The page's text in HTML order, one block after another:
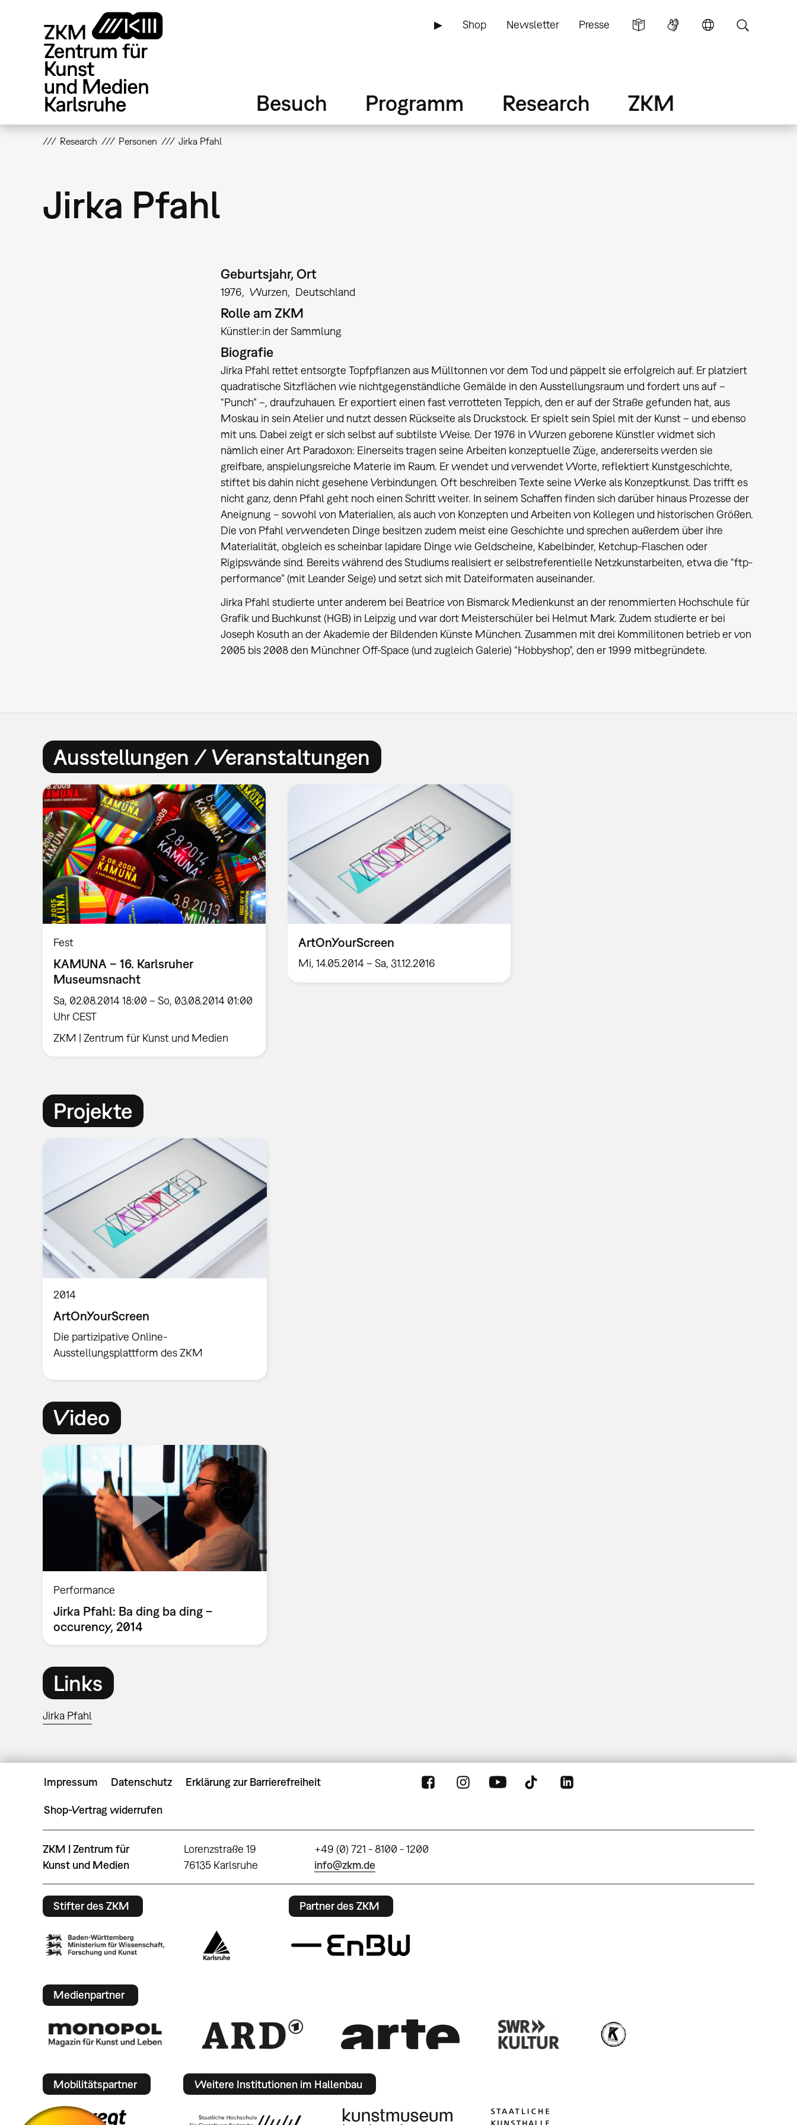
▶ Shop Newsletter Presse
Besuch Programm Research ZKM
Research Personen Jirka Pfahl
Jirka Pfahl
Geburtsjahr, Ort
1976 Wurzen Deutschland
Rolle am ZKM
Künstler:in der Sammlung
Biografie
Jirka Pfahl rettet entsorgte Topfpflanzen aus Mülltonnen vor dem Tod und päppelt sie erfolgreich auf. Er platziert
quadratische Sitzflächen wie nichtgegenständliche Gemälde in den Ausstellungsraum und fordert uns auf –
“Punch” –, draufzuhauen. Er exportiert einen fast verrotteten Teppich, den er auf der Straße gefunden hat, aus
Moskau in sein Atelier und nutzt dessen Rückseite als Druckstock. Er spielt sein Spiel mit der Kunst – und ebenso
mit uns. Dabei zeigt er sich selbst auf subtilste Weise. Der 1976 in Wurzen geborene Künstler widmet sich
nämlich einer Art Paradoxon: Einerseits tragen seine Arbeiten konzeptuelle Züge, andererseits werden sie
greifbare, anspielungsreiche Materie im Raum. Er wendet und verwendet Worte, reflektiert Kunstgeschichte,
stiftet bis dahin nicht gesehene Verbindungen. Oft beschreiben Texte seine Werke als Konzeptkunst. Das trifft es
nicht ganz, denn Pfahl geht noch einen Schritt weiter. In seinem Schaffen finden sich darüber hinaus Prozesse der
Aneignung – sowohl von Materialien, als auch von Konzepten und Arbeiten von Kollegen und historischen Größen.
Die von Pfahl verwendeten Dinge besitzen zudem meist eine Geschichte und sprechen außerdem über ihre
Materialität, obgleich es scheinbar lapidare Dinge wie Geldscheine, Kabelbinder, Ketchup-Flaschen oder
Rigipswände sind. Bereits während des Studiums realisiert er selbstreferentielle Netzkunstarbeiten, etwa die “ftp-
performance” (mit Leander Seige) und setzt sich mit Dateiformaten auseinander.
Jirka Pfahl studierte unter anderem bei Beatrice von Bismarck Medienkunst an der renommierten Hochschule für
Grafik und Buchkunst (HGB) in Leipzig und war dort Meisterschüler bei Helmut Mark. Zudem studierte er bei
Joseph Kosuth an der Akademie der Bildenden Künste München. Zusammen mit drei Kommilitonen betrieb er von
2005 bis 2008 den Münchner Off-Space (und zugleich Galerie) “Hobbyshop”, den er 1999 mitbegründete.
Ausstellungen / Veranstaltungen
Fest
KAMUNA – 16. Karlsruher
Museumsnacht
Sa, 02.08.2014 18:00 – So, 03.08.2014 01:00
Uhr CEST
ZKM | Zentrum für Kunst und Medien
ArtOnYourScreen
Mi, 14.05.2014 – Sa, 31.12.2016
Projekte
2014
ArtOnYourScreen
Die partizipative Online-
Ausstellungsplattform des ZKM
Video
Performance
Jirka Pfahl: Ba ding ba ding –
occurency, 2014
Links
Jirka Pfahl
Impressum Datenschutz Erklärung zur Barrierefreiheit
Shop-Vertrag widerrufen
ZKM | Zentrum für
Kunst und Medien
Lorenzstraße 19
76135 Karlsruhe
+49 (0) 721 - 8100 - 1200
info@zkm.de
Stifter des ZKM Partner des ZKM
Medienpartner
Mobilitätspartner Weitere Institutionen im Hallenbau